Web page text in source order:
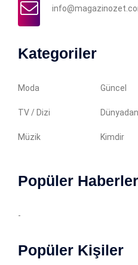
Kategoriler
Moda Güncel
TV / Dizi Dünyadan
Müzik Kimdir
Popüler Haberler
-
Popüler Kişiler